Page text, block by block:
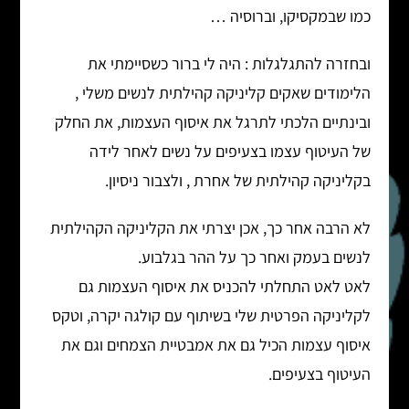
כמו שבמקסיקו, וברוסיה …
ובחזרה להתגלגלות : היה לי ברור כשסיימתי את
הלימודים שאקים קליניקה קהילתית לנשים משלי ,
ובינתיים הלכתי לתרגל את איסוף העצמות, את החלק
של העיטוף עצמו בצעיפים על נשים לאחר לידה
בקליניקה קהילתית של אחרת , ולצבור ניסיון.
לא הרבה אחר כך, אכן יצרתי את הקליניקה הקהילתית
לנשים בעמק ואחר כך על ההר בגלבוע.
לאט לאט התחלתי להכניס את איסוף העצמות גם
לקליניקה הפרטית שלי בשיתוף עם קולגה יקרה, וטקס
איסוף עצמות הכיל גם את אמבטיית הצמחים וגם את
העיטוף בצעיפים.